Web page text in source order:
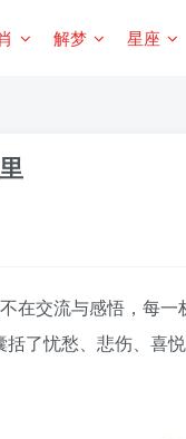
解梦 星座
在交流与感悟，每
了忧愁、悲伤、喜